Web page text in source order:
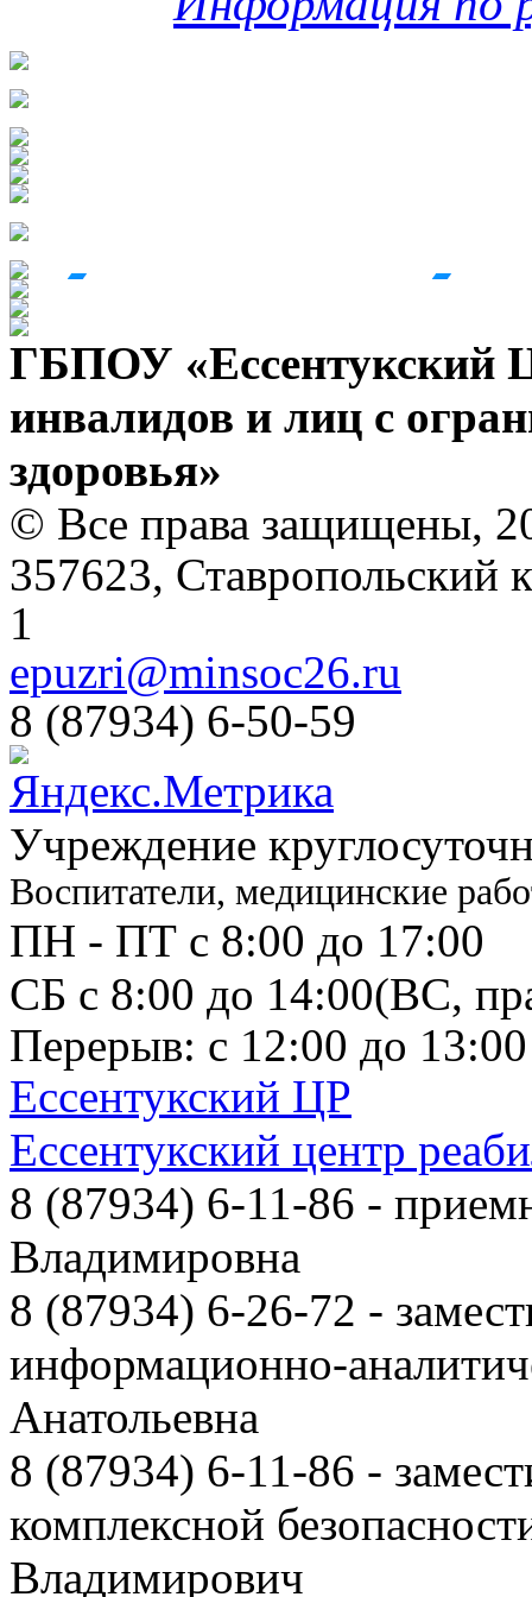
ГБПОУ «Ессентукский
инвалидов и лиц с
здоровья»
© Все права защищены,
357623, Ставропольский
1
epuzri@minsoc26.ru
8 (87934) 6-50-59
Учреждение
Воспитатели, медицинские
ПН - ПТ с 8:00 до 17:00
СБ с 8:00 до 14:00(ВС,
Перерыв: с 12:00 до 13:00
Ессентукский ЦР
Ессентукский центр
8 (87934) 6-11-86 -
Владимировна
8 (87934) 6-26-72 -
информационно-
Анатольевна
8 (87934) 6-11-86 -
комплексной
Владимирович